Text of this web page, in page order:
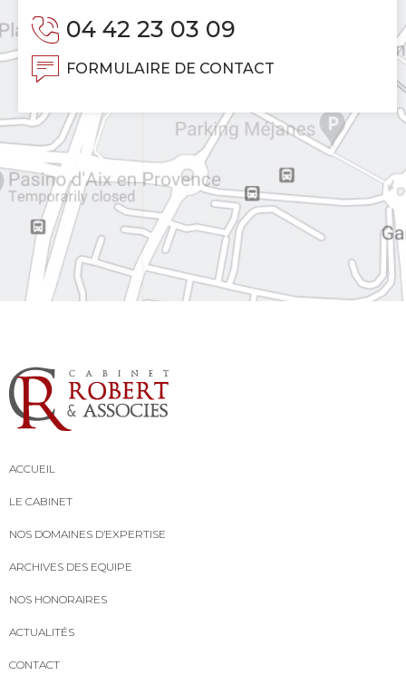
04 42 23 03 09
FORMULAIRE DE CONTACT
ACCUEIL
LE CABINET
NOS DOMAINES D’EXPERTISE
ARCHIVES DES EQUIPE
NOS HONORAIRES
ACTUALITÉS
CONTACT